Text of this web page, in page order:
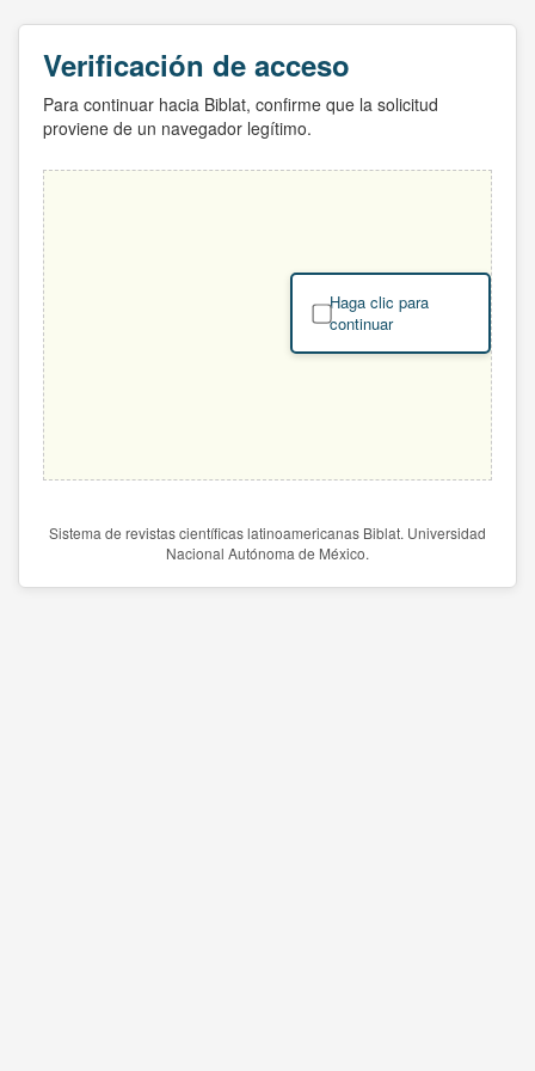
Verificación de acceso
Para continuar hacia Biblat, confirme que la solicitud
proviene de un navegador legítimo.
Haga clic para
continuar
Sistema de revistas científicas latinoamericanas Biblat. Universidad
Nacional Autónoma de México.